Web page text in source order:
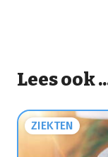
Lees ook
ZIEKTEN